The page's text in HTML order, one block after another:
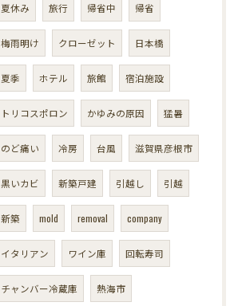
夏休み 旅行 帰省中 帰省
梅雨明け クローゼット 日本橋
夏季 ホテル 旅館 宿泊施設
トリコスポロン かゆみの原因 猛暑
のど痛い 冷房 台風 滋賀県彦根市
黒いカビ 新築戸建 引越し 引越
新築 mold removal company
イタリアン ワイン庫 回転寿司
チャンバー冷蔵庫 熱海市